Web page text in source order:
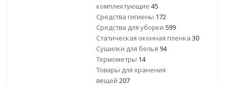
комплектующие 45
Средства гигиены 172
Средства для уборки 599
Статическая оконная пленка 30
Сушилки для белья 94
Термометры 14
Товары для хранения
вещей 207